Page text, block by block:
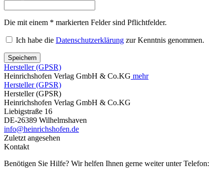
Die mit einem * markierten Felder sind Pflichtfelder.
Ich habe die Datenschutzerklärung zur Kenntnis genommen.
Speichern
Hersteller (GPSR)
Heinrichshofen Verlag GmbH & Co.KG mehr
Hersteller (GPSR)
Hersteller (GPSR)
Heinrichshofen Verlag GmbH & Co.KG
Liebigstraße 16
DE-26389 Wilhelmshaven
info@heinrichshofen.de
Zuletzt angesehen
Kontakt
Benötigen Sie Hilfe? Wir helfen Ihnen gerne weiter unter Telefon: